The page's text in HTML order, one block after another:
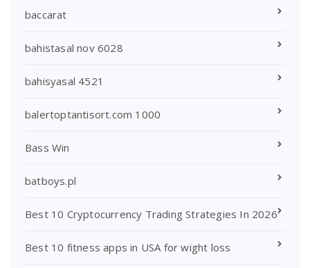
baccarat
bahistasal nov 6028
bahisyasal 4521
balertoptantisort.com 1000
Bass Win
batboys.pl
Best 10 Cryptocurrency Trading Strategies In 2026
Best 10 fitness apps in USA for wight loss